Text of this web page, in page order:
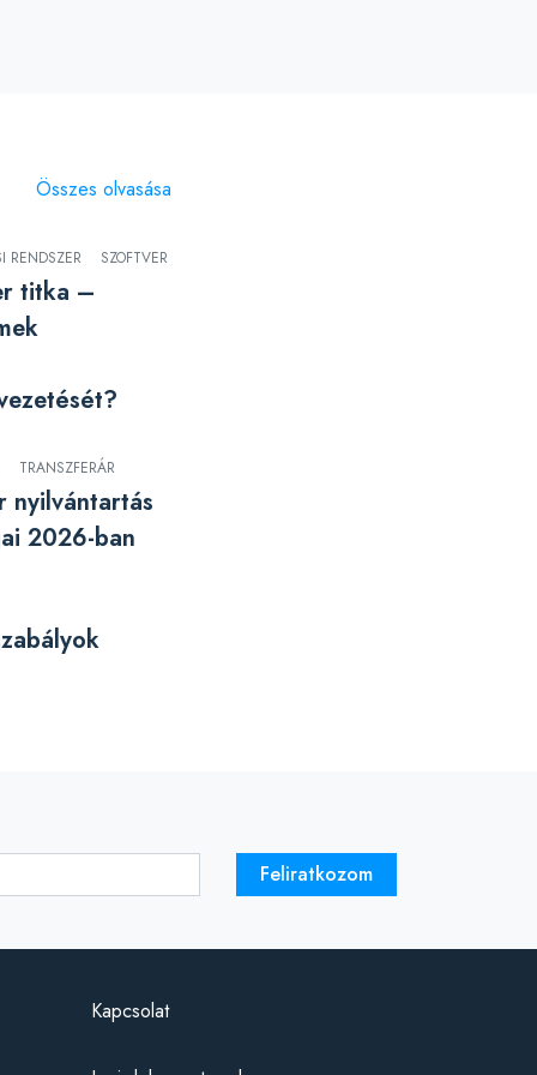
Összes olvasása
RENDSZER SZOFTVER
titka –
TRANSZFERÁR
nyilvántartás
2026-ban
Feliratkozom
Kapcsolat